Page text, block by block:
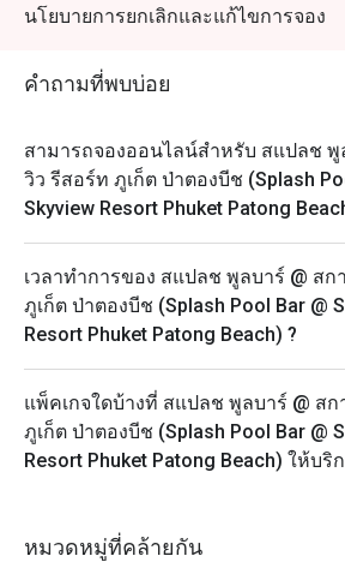
นโยบายการยกเลิกและแก้ไขการจอง
คำถามที่พบบ่อย
สามารถจองออนไลน์สำหรับ สแปลช พู
วิว รีสอร์ท ภูเก็ต ป่าตองบีช (Splash
Skyview Resort Phuket Patong
เวลาทำการของ สแปลช พูลบาร์ @ สก
ภูเก็ต ป่าตองบีช (Splash Pool Bar @
Resort Phuket Patong Beach) ?
แพ็คเกจใดบ้างที่ สแปลช พูลบาร์ @ สก
ภูเก็ต ป่าตองบีช (Splash Pool Bar @
Resort Phuket Patong Beach) ให้บริ
หมวดหมู่ที่คล้ายกัน